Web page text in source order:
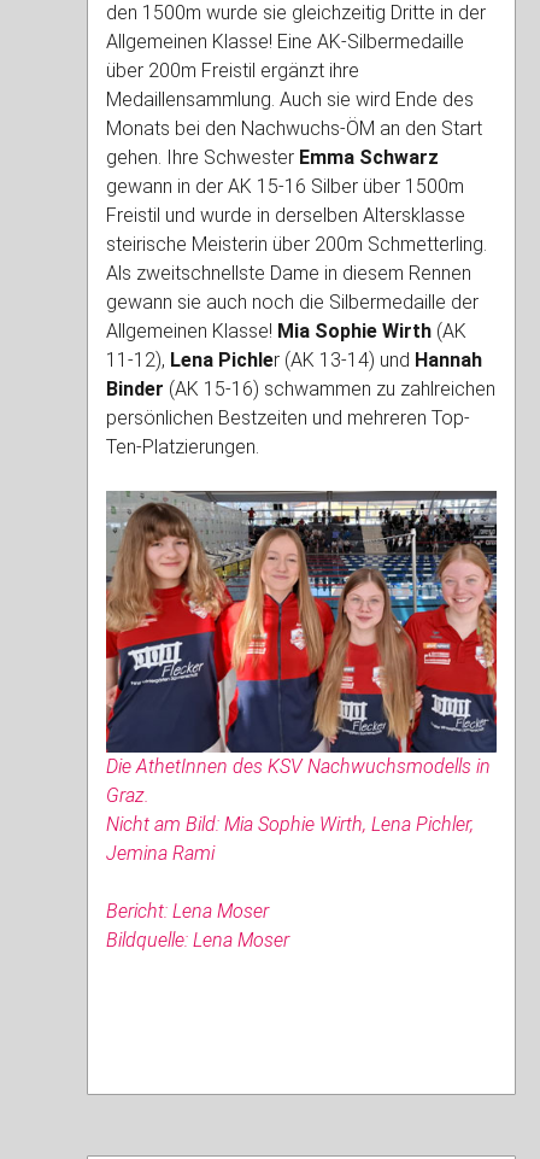
den 1500m wurde sie gleichzeitig Dritte in der
Allgemeinen Klasse! Eine AK-Silbermedaille
über 200m Freistil ergänzt ihre
Medaillensammlung. Auch sie wird Ende des
Monats bei den Nachwuchs-ÖM an den Start
gehen. Ihre Schwester Emma Schwarz
gewann in der AK 15-16 Silber über 1500m
Freistil und wurde in derselben Altersklasse
steirische Meisterin über 200m Schmetterling.
Als zweitschnellste Dame in diesem Rennen
gewann sie auch noch die Silbermedaille der
Allgemeinen Klasse! Mia Sophie Wirth (AK
11-12), Lena Pichler (AK 13-14) und Hannah
Binder (AK 15-16) schwammen zu zahlreichen
persönlichen Bestzeiten und mehreren Top-
Ten-Platzierungen.
Die AthetInnen des KSV Nachwuchsmodells in
Graz.
Nicht am Bild: Mia Sophie Wirth, Lena Pichler,
Jemina Rami
Bericht: Lena Moser
Bildquelle: Lena Moser